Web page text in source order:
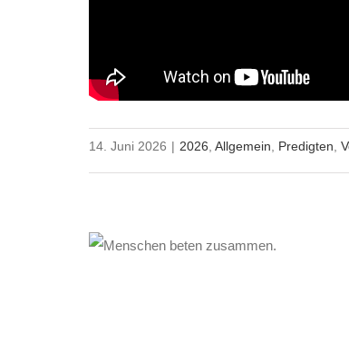
14. Juni 2026 | 2026 Allgemein Predigten